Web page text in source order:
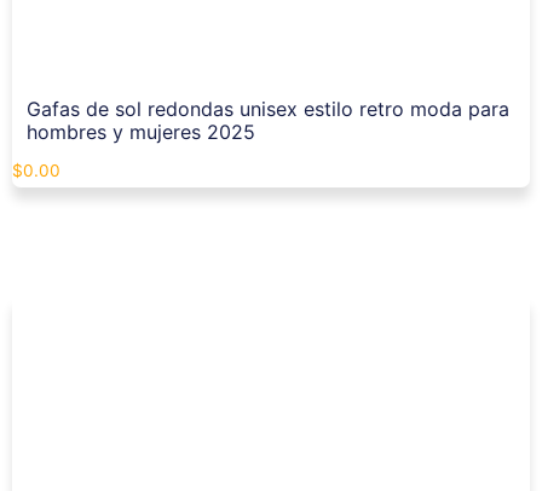
Gafas de sol redondas unisex estilo retro moda para
hombres y mujeres 2025
$0.00